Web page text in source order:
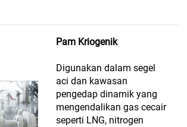
Pam Kriogenik
Digunakan dalam segel
aci dan kawasan
pengedap dinamik yang
mengendalikan gas cecair
seperti LNG, nitrogen